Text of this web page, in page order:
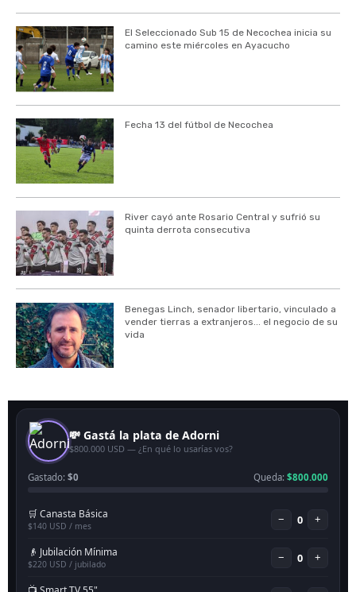
El Seleccionado Sub 15 de Necochea inicia su
camino este miércoles en Ayacucho
Fecha 13 del fútbol de Necochea
River cayó ante Rosario Central y sufrió su
quinta derrota consecutiva
Benegas Linch, senador libertario, vinculado a
vender tierras a extranjeros... el negocio de su
vida